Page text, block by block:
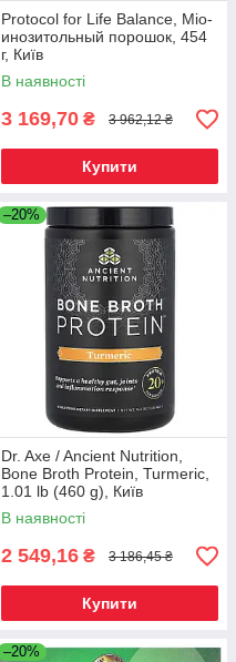
Protocol for Life Balance, Міо-
инозитольный порошок, 454
г, Київ
В наявності
3 169,70 ₴ 3 962,12 ₴
Купити
–20%
Dr. Axe / Ancient Nutrition,
Bone Broth Protein, Turmeric,
1.01 lb (460 g), Київ
В наявності
2 549,16 ₴ 3 186,45 ₴
Купити
–20%